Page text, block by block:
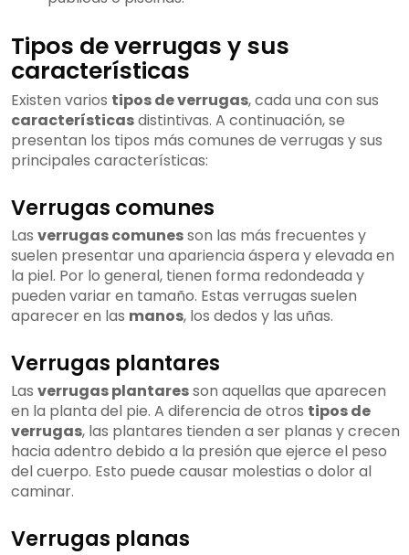
Tipos de verrugas y sus
características
Existen varios tipos de verrugas, cada una con sus
característicasdistintivas. A continuación, se
presentan los tipos más comunes de verrugas y sus
principales características:
Verrugas comunes
Las verrugas comunesson las más frecuentes y
suelen presentar una apariencia áspera y elevada en
la piel. Por lo general, tienen forma redondeada y
pueden variar en tamaño. Estas verrugas suelen
aparecer en las manos, los dedos y las uñas.
Verrugas plantares
Las verrugas plantaresson aquellas que aparecen
en la planta del pie. A diferencia de otros tipos de
verrugas, las plantares tienden a ser planas y crecen
hacia adentro debido a la presión que ejerce el peso
del cuerpo. Esto puede causar molestias o dolor al
caminar.
Verrugas planas